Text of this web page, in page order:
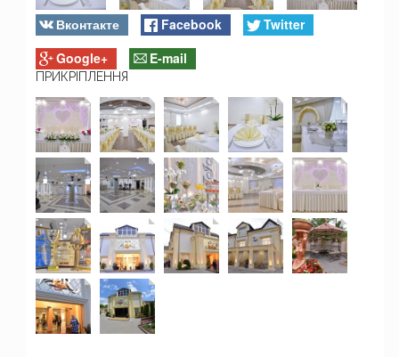
Вконтакте Facebook
Twitter
Google+
E-mail
ПРИКРІПЛЕННЯ